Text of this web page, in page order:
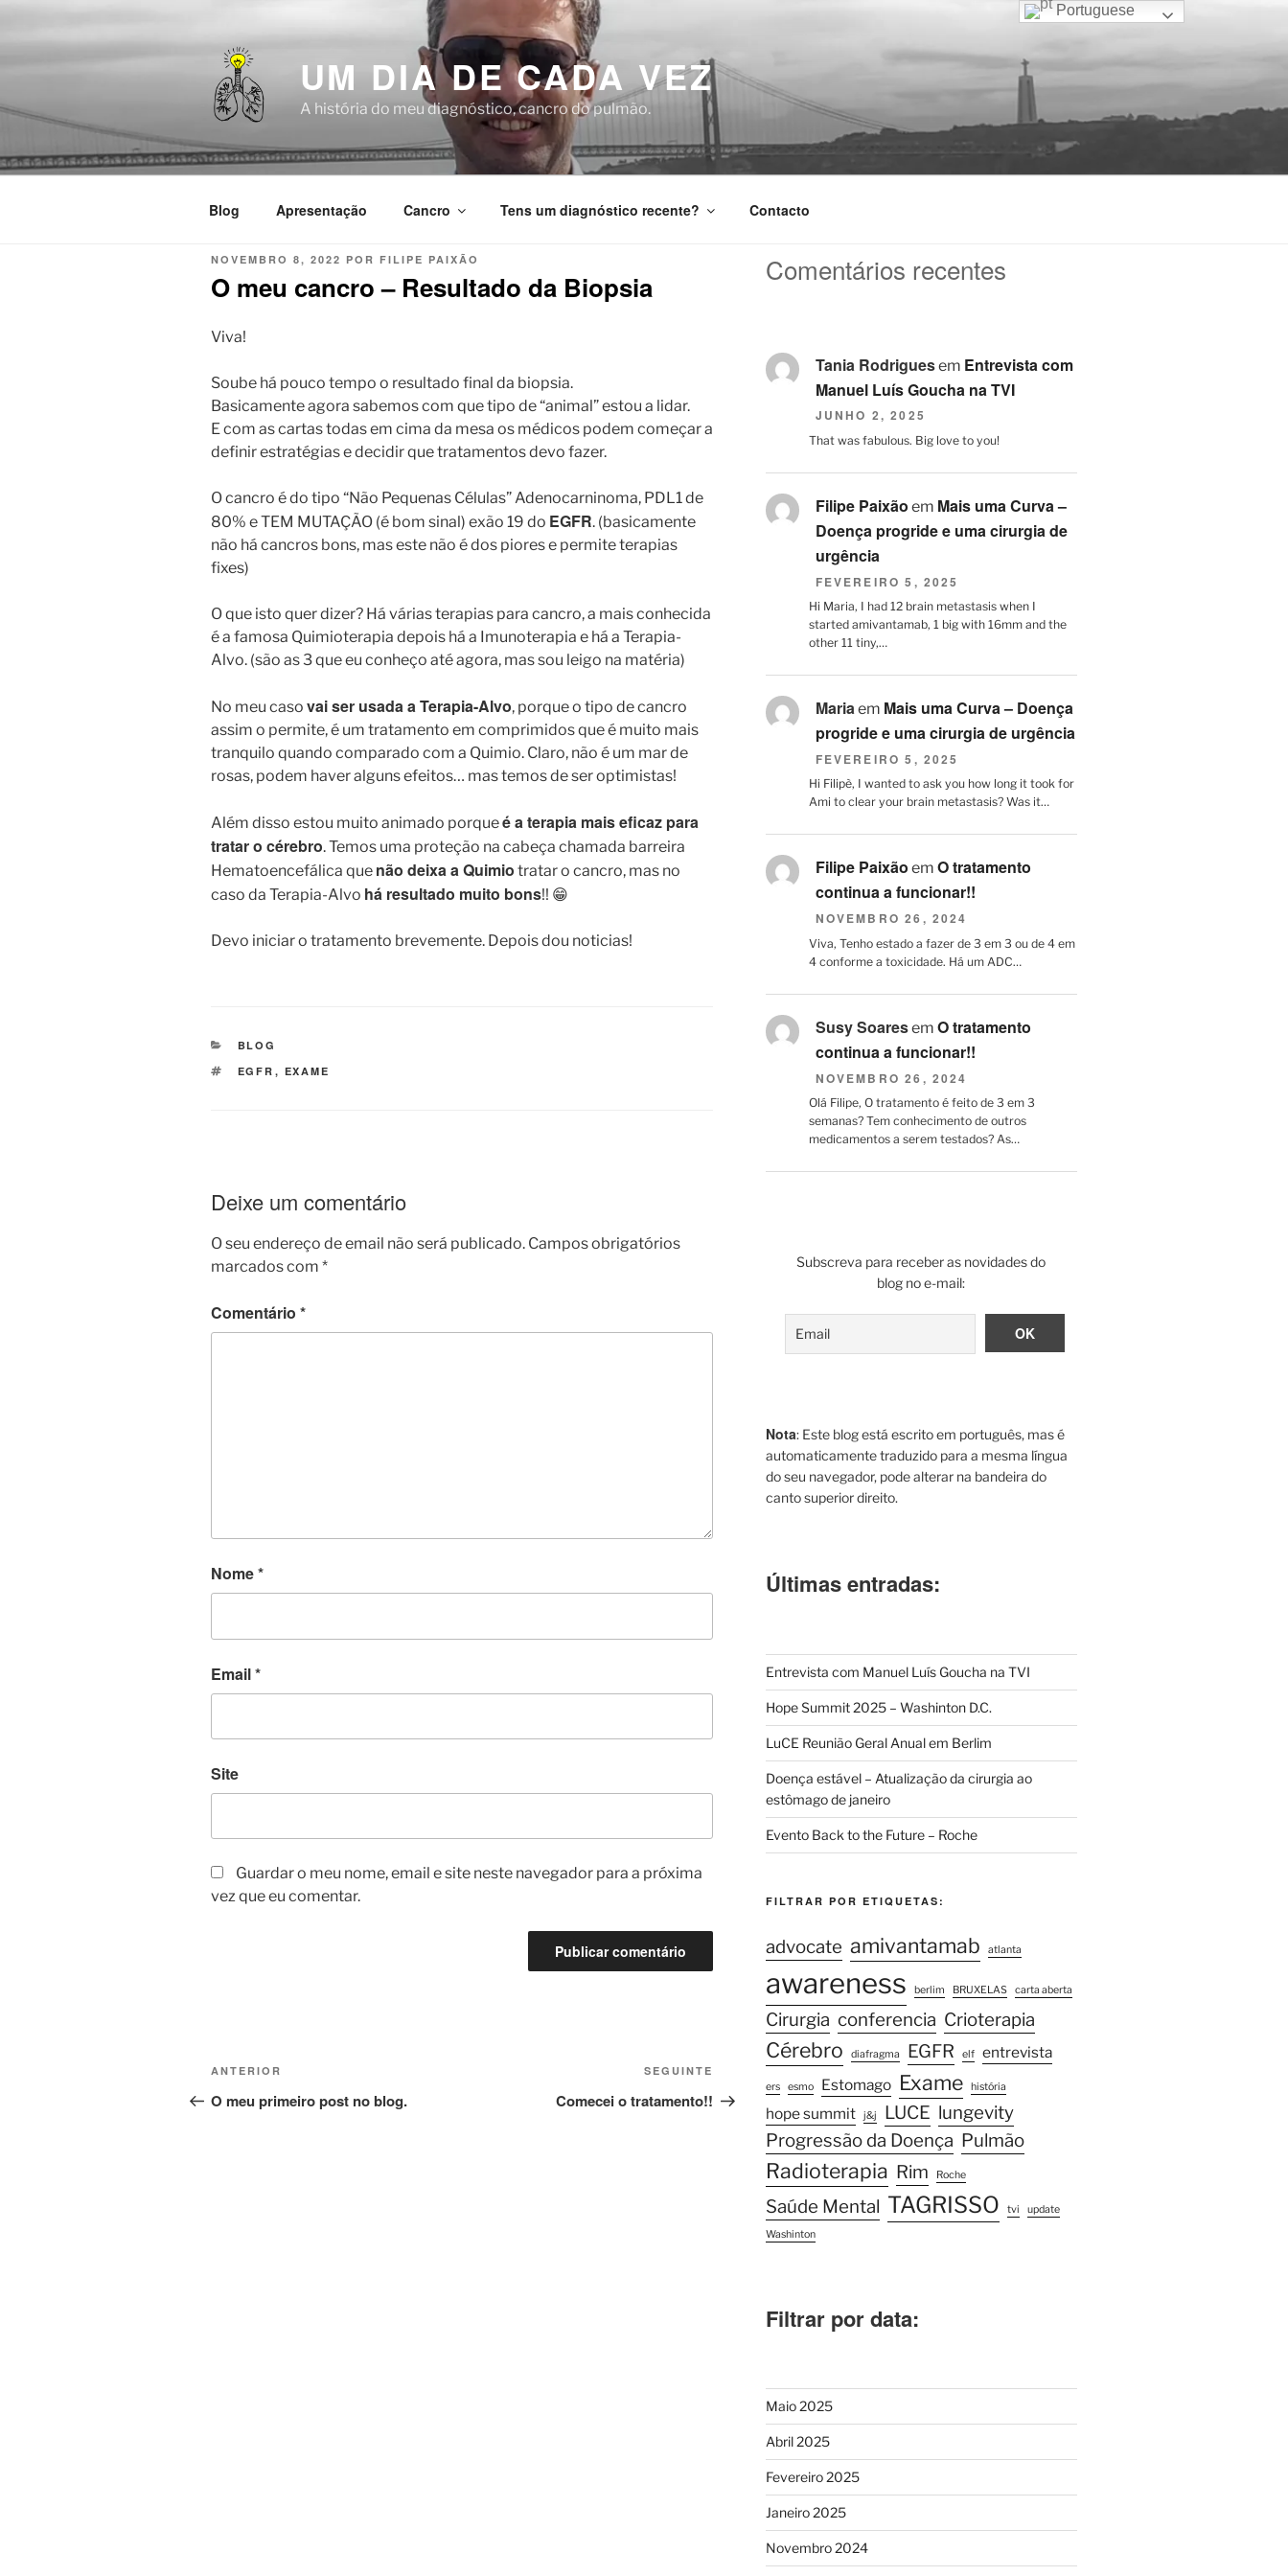
UM DIA DE CADA VEZ
A história do meu diagnóstico, cancro do pulmão.
Blog Apresentação Cancro Tens um diagnóstico recente? Contacto
PUBLICADO
NOVEMBRO 8, 2022 POR FILIPE PAIXÃO
O meu cancro – Resultado da Biopsia
Viva!
Soube há pouco tempo o resultado final da biopsia.
Basicamente agora sabemos com que tipo de “animal” estou a lidar.
E com as cartas todas em cima da mesa os médicos podem começar a
definir estratégias e decidir que tratamentos devo fazer.
O cancro é do tipo “Não Pequenas Células” Adenocarninoma, PDL1 de
80% e TEM MUTAÇÃO (é bom sinal) exão 19 do EGFR. (basicamente
não há cancros bons, mas este não é dos piores e permite terapias
fixes)
O que isto quer dizer? Há várias terapias para cancro, a mais conhecida
é a famosa Quimioterapia depois há a Imunoterapia e há a Terapia-
Alvo. (são as 3 que eu conheço até agora, mas sou leigo na matéria)
No meu caso vai ser usada a Terapia-Alvo, porque o tipo de cancro
assim o permite, é um tratamento em comprimidos que é muito mais
tranquilo quando comparado com a Quimio. Claro, não é um mar de
rosas, podem haver alguns efeitos… mas temos de ser optimistas!
Além disso estou muito animado porqueé a terapia mais eficaz para
tratar o cérebro. Temos uma proteção na cabeça chamada barreira
Hematoencefálica que não deixa a Quimio tratar o cancro, mas no
caso da Terapia-Alvo há resultado muito bons!! 😁
Devo iniciar o tratamento brevemente. Depois dou noticias!
CATEGORIAS
BLOG
ETIQUETAS
EGFR , EXAME
Deixe um comentário
O seu endereço de email não será publicado. Campos obrigatórios
marcados com *
Comentário *
Nome*
Email*
Site
Guardar o meu nome, email e site neste navegador para a próxima
vez que eu comentar.
Navegação
de
Conteúdo
anterior
ANTERIOR
O meu primeiro post no blog.
Conteúdo
seguinte
SEGUINTE
Comecei o tratamento!!
Comentários recentes
Tania Rodriguesem Entrevista com
Manuel Luís Goucha na TVI
JUNHO 2, 2025
That was fabulous. Big love to you!
Filipe Paixão em Mais uma Curva –
Doença progride e uma cirurgia de
urgência
FEVEREIRO 5, 2025
Hi Maria, I had 12 brain metastasis when I
started amivantamab, 1 big with 16mm and the
other 11 tiny,…
Mariaem Mais uma Curva – Doença
progride e uma cirurgia de urgência
FEVEREIRO 5, 2025
Hi Filipè, I wanted to ask you how long it took for
Ami to clear your brain metastasis? Was it…
Filipe Paixão em O tratamento
continua a funcionar!!
NOVEMBRO 26, 2024
Viva, Tenho estado a fazer de 3 em 3 ou de 4 em
4 conforme a toxicidade. Há um ADC…
Susy Soaresem O tratamento
continua a funcionar!!
NOVEMBRO 26, 2024
Olá Filipe, O tratamento é feito de 3 em 3
semanas? Tem conhecimento de outros
medicamentos a serem testados? As…
Subscreva para receber as novidades do
blog no e-mail:
Nota: Este blog está escrito em português, mas é
automaticamente traduzido para a mesma língua
do seu navegador, pode alterar na bandeira do
canto superior direito.
Últimas entradas:
Entrevista com Manuel Luís Goucha na TVI
Hope Summit 2025 – Washinton D.C.
LuCE Reunião Geral Anual em Berlim
Doença estável – Atualização da cirurgia ao
estômago de janeiro
Evento Back to the Future – Roche
FILTRAR POR ETIQUETAS:
advocate amivantamab atlanta
awareness berlim BRUXELAS carta aberta
Cirurgia conferencia Crioterapia
Cérebro diafragma EGFR elf entrevista
ers esmo Estomago Exame história
hope summit j&j LUCE lungevity
Progressão da Doença Pulmão
Radioterapia Rim Roche
Saúde Mental TAGRISSO tvi
update
Washinton
Filtrar por data:
Maio 2025
Abril 2025
Fevereiro 2025
Janeiro 2025
Novembro 2024
Portuguese